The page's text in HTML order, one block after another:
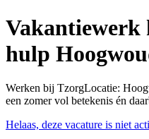
Vakantiewerk
hulp
Werken bij TzorgLocatie:
een zomer vol betekenis én
Helaas, deze vacature is niet